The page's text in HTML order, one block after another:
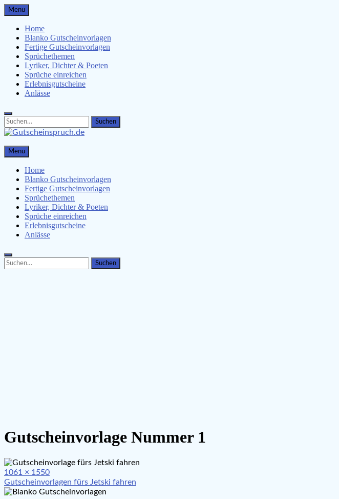
Skip
to
content
Menu
Home
Blanko Gutscheinvorlagen
Fertige Gutscheinvorlagen
Sprüchethemen
Lyriker, Dichter & Poeten
Sprüche einreichen
Erlebnisgutscheine
Anlässe
Search
for:
Search
Gutscheinspruch.de
Gutscheinsprüche & Gutscheinvorlagen finden
Menu
Home
Blanko Gutscheinvorlagen
Fertige Gutscheinvorlagen
Sprüchethemen
Lyriker, Dichter & Poeten
Sprüche einreichen
Erlebnisgutscheine
Anlässe
Search
for:
Search
Gutscheinvorlage Nummer 1
Full
size
1061 × 1550
Beitragsnavigation
Gutscheinvorlagen fürs Jetski fahren